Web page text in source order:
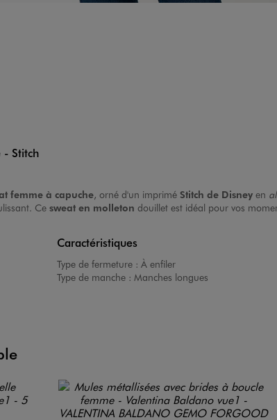
- Stitch
femme à capuche, orné d'un imprimé Stitch de Disney en
Ce sweat en molleton douillet est idéal pour vos
Caractéristiques
Type de fermeture : À enfiler
Type de manche : Manches longues